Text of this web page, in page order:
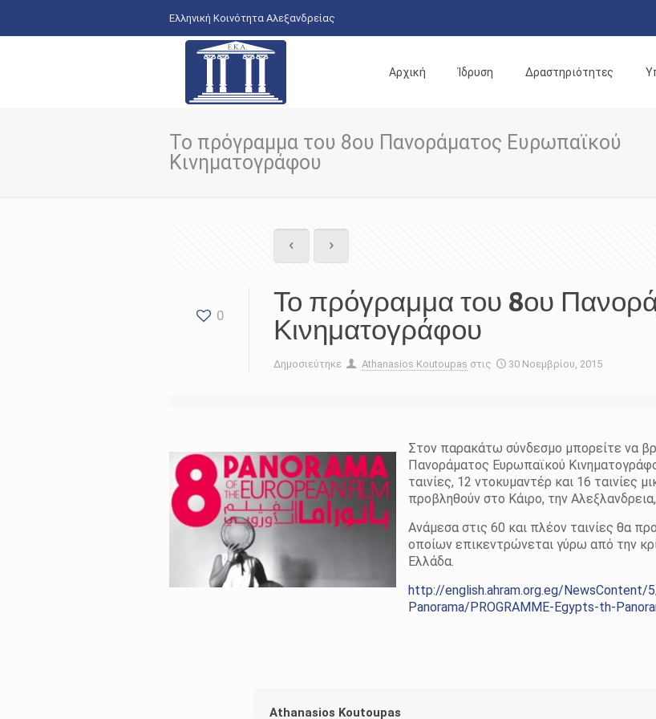
Ελληνική Κοινότητα Αλεξανδρείας
Αρχική Ίδρυση Δραστηριότητες
Το πρόγραμμα του 8ου Πανοράματος Ευρωπαϊκού
Κινηματογράφου
0
Το πρόγραμμα του 8ου
Κινηματογράφου
Δημοσιεύτηκε Athanasios Koutoupas στις 30 Νοεμβρίου, 2015
Στον παρακάτω σύνδεσμο μπορείτε να
Πανοράματος Ευρωπαϊκού
ταινίες, 12 ντοκυμαντέρ και 16 ταινίες
προβληθούν στο Κάιρο, την
Ανάμεσα στις 60 και πλέον ταινίες θα
οποίων επικεντρώνεται γύρω από την
Ελλάδα.
http://english.ahram.org.eg/
Panorama/PROGRAMME-Egypts-th-
Athanasios Koutoupas